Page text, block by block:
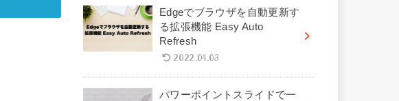
Edgeでブラウザを自動更新す
る拡張機能 Easy Auto
Refresh
2022.04.03
パワーポイントスライドで一